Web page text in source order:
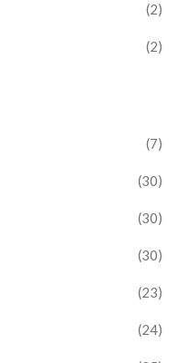
(2)
(2)
(7)
(30)
(30)
(30)
(23)
(24)